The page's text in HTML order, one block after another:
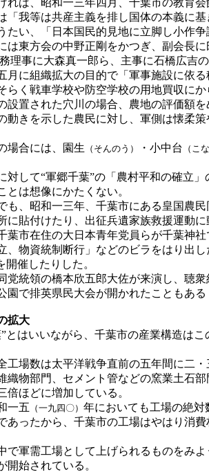
ば、昭和一三年四月、千葉市の教育会
「我等は共産主義を排し国体の本義に基
たい、「日本国民的見地に立脚し小作
は東方会の中野正剛をかつぎ、副会長に
務理事に大森真一郎ら、主事に石橋広吉
に組織拡大の目的で「軍事施設に依る
く戦車学校や防空学校の用地買収にか
置された穴川の場合、農地の評価額
動きを示した農民に対し、軍側は懐柔
場合には、園生 （そんのう） ・小中台 （こ
して“軍郷千葉”の「農村平和の確立
とは想像にかたくない。
、昭和一三年、千葉市にある皇国農
に貼付けたり、出征兵遺家族救援運動に
市在住の大日本青年党員らが千葉神社
、物資統制断行」などのビラをはり出
開催したりした。
統領の橋本欣五郎大佐が来演し、聴衆
園で排英県民大会が開かれたこともある
拡大
とはいいながら、千葉市の産業構造は
場数は太平洋戦争直前の五年間に二
織物部門、セメント管などの窯業土石
倍ほどに増加している。
一五 （一九四〇） 年においても工場の絶
あったから、千葉市の工場はやはり消
軍需工場として上げられるものをみ
開始されている。